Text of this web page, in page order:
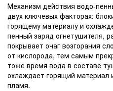
Механизм действия водо-
двух ключевых факторах:
горящему материалу и
пенный заряд огнетушителя,
покрывает очаг возгорания
от кислорода, тем самым
тоже время вода в составе
охлаждает горящий материал
пламя.